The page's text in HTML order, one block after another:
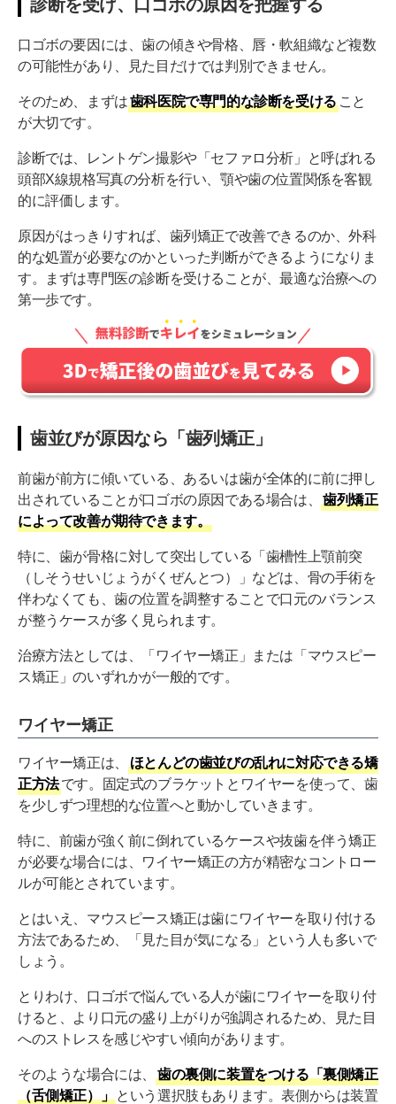
診断を受け、口ゴボの原因を把握する
口ゴボの要因には、歯の傾きや骨格、唇・軟組織など複数
の可能性があり、見た目だけでは判別できません。
そのため、まずは歯科医院で専門的な診断を受ける こと
が大切です。
診断では、レントゲン撮影や「セファロ分析」と呼ばれる
頭部X線規格写真の分析を行い、顎や歯の位置関係を客観
的に評価します。
原因がはっきりすれば、歯列矯正で改善できるのか、外科
的な処置が必要なのかといった判断ができるようになりま
す。まずは専門医の診断を受けることが、最適な治療への
第一歩です。
歯並びが原因なら「歯列矯正」
前歯が前方に傾いている、あるいは歯が全体的に前に押し
出されていることが口ゴボの原因である場合は、
歯列矯正
によって改善が期待できます。
特に、歯が骨格に対して突出している「歯槽性上顎前突
（しそうせいじょうがくぜんとつ）」などは、骨の手術を
伴わなくても、歯の位置を調整することで口元のバランス
が整うケースが多く見られます。
治療方法としては、「ワイヤー矯正」または「マウスピー
ス矯正」のいずれかが一般的です。
ワイヤー矯正
ワイヤー矯正は、
ほとんどの歯並びの乱れに対応できる矯
正方法です。固定式のブラケットとワイヤーを使って、歯
を少しずつ理想的な位置へと動かしていきます。
特に、前歯が強く前に倒れているケースや抜歯を伴う矯正
が必要な場合には、ワイヤー矯正の方が精密なコントロー
ルが可能とされています。
とはいえ、マウスピース矯正は歯にワイヤーを取り付ける
方法であるため、「見た目が気になる」という人も多いで
しょう。
とりわけ、口ゴボで悩んでいる人が歯にワイヤーを取り付
けると、より口元の盛り上がりが強調されるため、見た目
へのストレスを感じやすい傾向があります。
そのような場合には、
歯の裏側に装置をつける「裏側矯正
（舌側矯正）」
という選択肢もあります。表側からは装置